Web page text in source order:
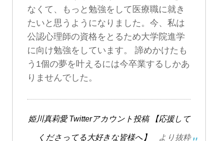
なくて、もっと勉強をして医療職に就き
たいと思うようになりました。今、私は
公認心理師の資格をとるため大学院進学
に向け勉強をしています。 諦めかけたも
う1個の夢を叶えるには今卒業するしかあ
りませんでした。
姫川真莉愛 Twitterアカウント投稿 【応援して
くださってる大好きな皆様へ】 より抜粋